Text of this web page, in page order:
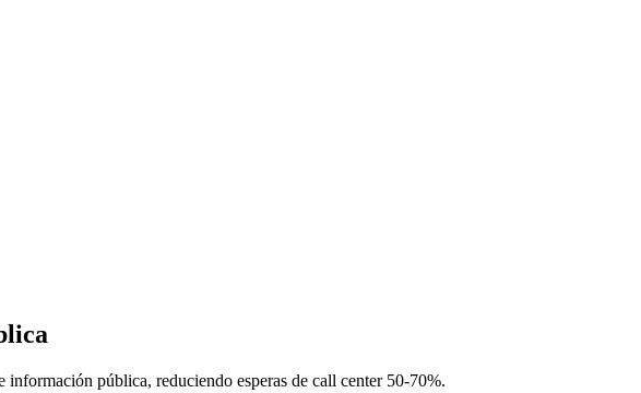
información pública, reduciendo esperas de call center 50-70%.